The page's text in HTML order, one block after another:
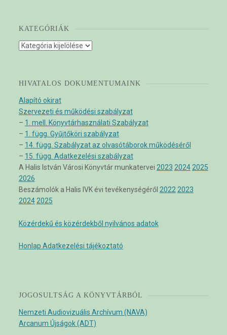
KATEGÓRIÁK
Kategóriák
HIVATALOS DOKUMENTUMAINK
Alapító okirat
Szervezeti és működési szabályzat
– 1. mell. Könyvtárhasználati Szabályzat
– 1. függ. Gyűjtőköri szabályzat
– 14. függ. Szabályzat az olvasótáborok működéséről
– 15. függ. Adatkezelési szabályzat
A Halis István Városi Könyvtár munkatervei 2023 2024 2025
2026
Beszámolók a Halis IVK évi tevékenységéről 2022 2023
2024 2025
Közérdekű és közérdekből nyilvános adatok
Honlap Adatkezelési tájékoztató
JOGOSULTSÁG A KÖNYVTÁRBÓL
Nemzeti Audiovizuális Archívum (NAVA)
Arcanum Újságok (ADT)